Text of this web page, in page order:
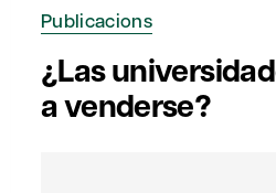
Publicacions
¿Las
a venderse?